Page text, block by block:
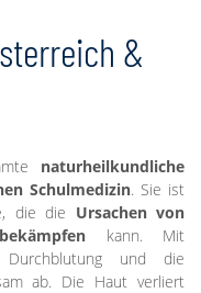
&
naturheilkundliche
Schulmedizin. Sie ist
die die Ursachen von
kann. Mit
und die
ab. Die Haut verliert